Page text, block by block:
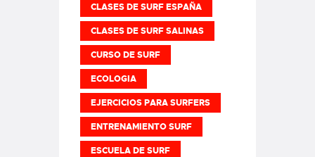
CLASES DE SURF ESPAÑA
CLASES DE SURF SALINAS
CURSO DE SURF
ECOLOGIA
EJERCICIOS PARA SURFERS
ENTRENAMIENTO SURF
ESCUELA DE SURF